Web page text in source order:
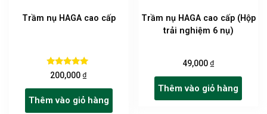
Trầm nụ HAGA cao cấp
Được xếp
hạng
5.00
5 sao
200,000 ₫
Thêm vào giỏ hàng
Trầm nụ HAGA cao cấp (Hộp
trải nghiệm 6 nụ)
49,000 ₫
Thêm vào giỏ hàng